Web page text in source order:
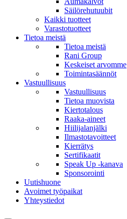
Säilörehutuubit
Kaikki tuotteet
Varastotuotteet
Tietoa meistä
Tietoa meistä
Rani Group
Keskeiset arvomme
Toimintasäännöt
Vastuullisuus
Vastuullisuus
Tietoa muovista
Kiertotalous
Raaka-aineet
Hiilijalanjälki
Ilmastotavoitteet
Kierrätys
Sertifikaatit
Speak Up -kanava
Sponsorointi
Uutishuone
Avoimet työpaikat
Yhteystiedot